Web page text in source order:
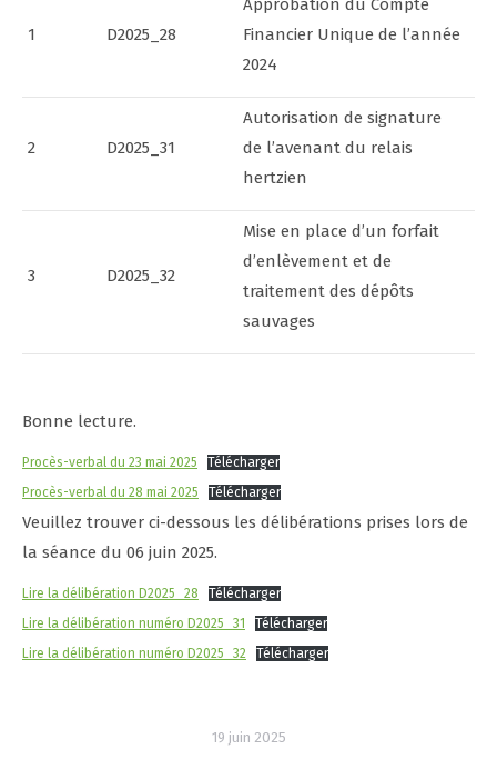
1 D2025_28
Approbation du Compte
Financier Unique de l’année
2024
2 D2025_31
Autorisation de signature
de l’avenant du relais
hertzien
3 D2025_32
Mise en place d’un forfait
d’enlèvement et de
traitement des dépôts
sauvages
Bonne lecture.
Procès-verbal du 23 mai 2025
Télécharger
Procès-verbal du 28 mai 2025
Télécharger
Veuillez trouver ci-dessous les délibérations prises lors de
la séance du 06 juin 2025.
Lire la délibération D2025_28
Télécharger
Lire la délibération numéro D2025_31
Télécharger
Lire la délibération numéro D2025_32
Télécharger
19 juin 2025